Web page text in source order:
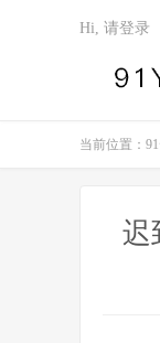
Hi, 请登录
当前位置：
迟